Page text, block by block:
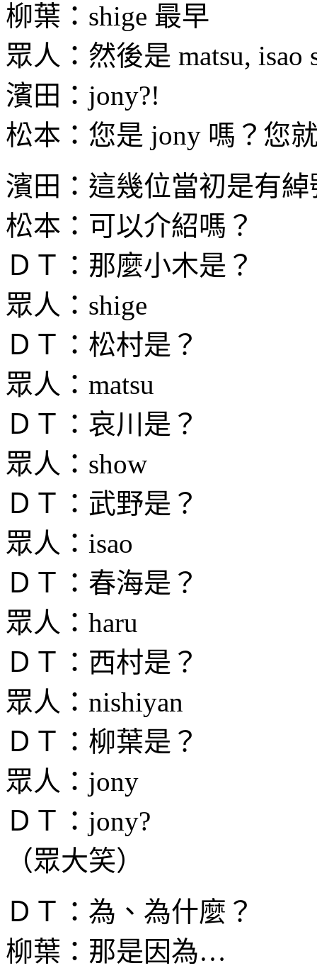
柳葉：shige 最早
眾人：然後是 matsu, isao
濱田：jony?!
松本：您是 jony 嗎？您
濱田：這幾位當初是有綽
松本：可以介紹嗎？
ＤＴ：那麼小木是？
眾人：shige
ＤＴ：松村是？
眾人：matsu
ＤＴ：哀川是？
眾人：show
ＤＴ：武野是？
眾人：isao
ＤＴ：春海是？
眾人：haru
ＤＴ：西村是？
眾人：nishiyan
ＤＴ：柳葉是？
眾人：jony
ＤＴ：jony?
（眾大笑）
ＤＴ：為、為什麼？
柳葉：那是因為…